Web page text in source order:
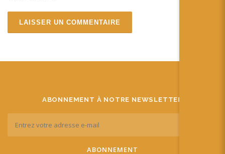
ABONNEMENT À NOTRE NEWSLETTER